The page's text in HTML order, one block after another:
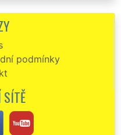
a stěhování využívat i nadále.
tato společnost EXTRA
cena za vyklízecí a likvidační
podmínky
SÍTĚ